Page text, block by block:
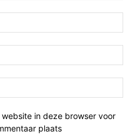
in deze browser voor
plaats